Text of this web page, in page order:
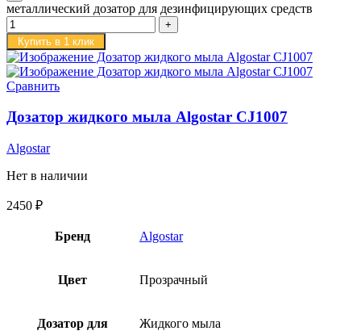
металлический дозатор для дезинфицирующих средств
Купить в 1 клик
Сравнить
Дозатор жидкого мыла Algostar CJ1007
Algostar
Нет в наличии
2450 ₽
Бренд Algostar
Цвет Прозрачный
Дозатор для Жидкого мыла